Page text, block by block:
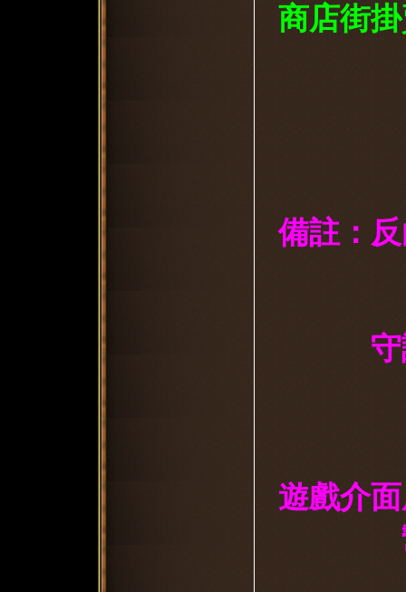
商店街
備註：
遊戲介